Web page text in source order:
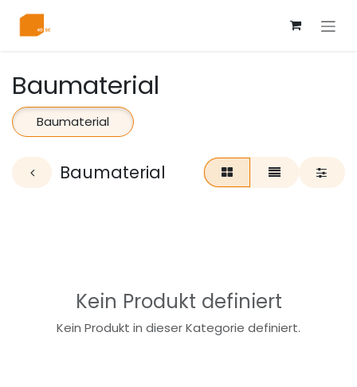
Baumaterial
Baumaterial
Baumaterial
Kein Produkt definiert
Kein Produkt in dieser Kategorie definiert.